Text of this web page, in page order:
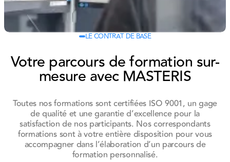
LE CONTRAT DE BASE
Votre parcours de formation sur-
mesure avec MASTERIS
Toutes nos formations sont certifiées ISO 9001, un gage
de qualité et une garantie d’excellence pour la
satisfaction de nos participants. Nos correspondants
formations sont à votre entière disposition pour vous
accompagner dans l’élaboration d’un parcours de
formation personnalisé.